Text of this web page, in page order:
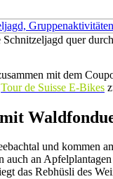
quer
mit dem
Tour de Suisse E-Bikes
und kommen
auch an
das Rebhüsli des